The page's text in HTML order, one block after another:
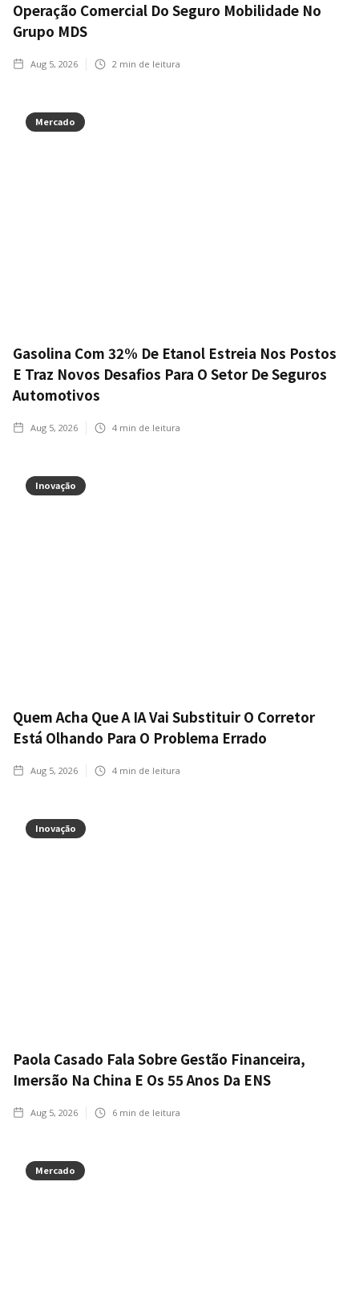
Operação Comercial Do Seguro Mobilidade No
Grupo MDS
Aug 5, 2026 2 min de leitura
Mercado
Gasolina Com 32% De Etanol Estreia Nos Postos
E Traz Novos Desafios Para O Setor De Seguros
Automotivos
Aug 5, 2026 4 min de leitura
Inovação
Quem Acha Que A IA Vai Substituir O Corretor
Está Olhando Para O Problema Errado
Aug 5, 2026 4 min de leitura
Inovação
Paola Casado Fala Sobre Gestão Financeira,
Imersão Na China E Os 55 Anos Da ENS
Aug 5, 2026 6 min de leitura
Mercado